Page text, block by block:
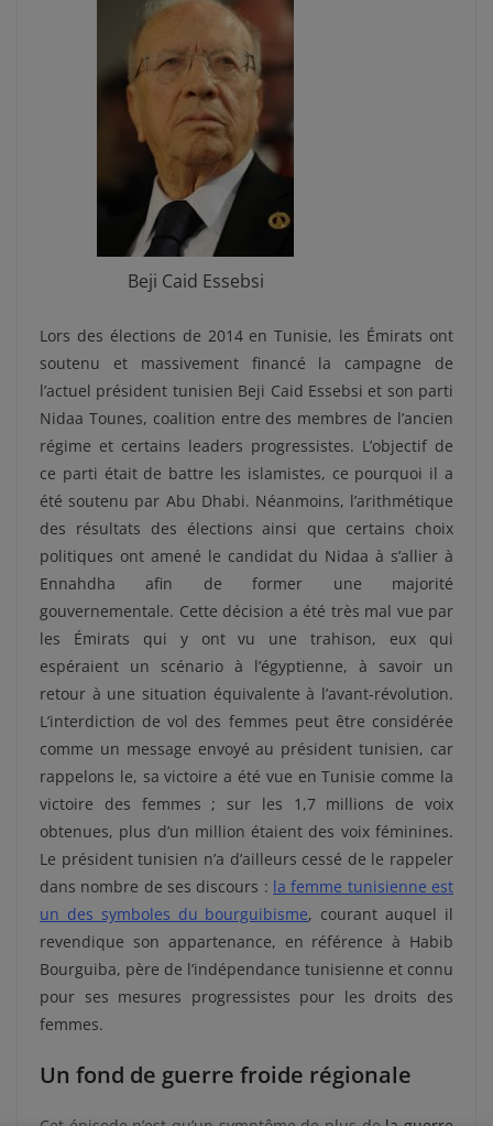
Beji Caid Essebsi
Lors des élections de 2014 en Tunisie, les Émirats ont
soutenu et massivement financé la campagne de
l’actuel président tunisien Beji Caid Essebsi et son parti
Nidaa Tounes, coalition entre des membres de l’ancien
régime et certains leaders progressistes. L’objectif de
ce parti était de battre les islamistes, ce pourquoi il a
été soutenu par Abu Dhabi. Néanmoins, l’arithmétique
des résultats des élections ainsi que certains choix
politiques ont amené le candidat du Nidaa à s’allier à
Ennahdha afin de former une majorité
gouvernementale. Cette décision a été très mal vue par
les Émirats qui y ont vu une trahison, eux qui
espéraient un scénario à l’égyptienne, à savoir un
retour à une situation équivalente à l’avant-révolution.
L’interdiction de vol des femmes peut être considérée
comme un message envoyé au président tunisien, car
rappelons le, sa victoire a été vue en Tunisie comme la
victoire des femmes ; sur les 1,7 millions de voix
obtenues, plus d’un million étaient des voix féminines.
Le président tunisien n’a d’ailleurs cessé de le rappeler
dans nombre de ses discours : la femme tunisienne est
un des symboles du bourguibisme, courant auquel il
revendique son appartenance, en référence à Habib
Bourguiba, père de l’indépendance tunisienne et connu
pour ses mesures progressistes pour les droits des
femmes.
Un fond de guerre froide régionale